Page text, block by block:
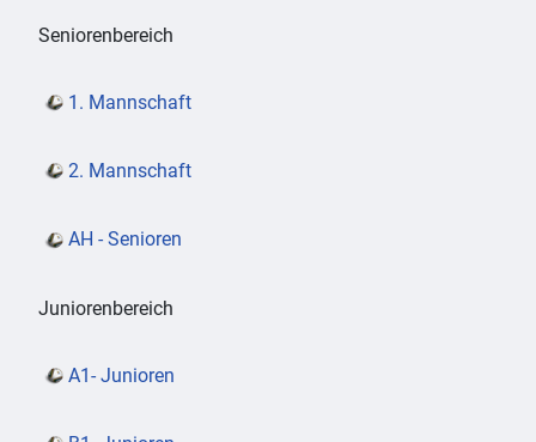
Seniorenbereich
1. Mannschaft
2. Mannschaft
AH - Senioren
Juniorenbereich
A1- Junioren